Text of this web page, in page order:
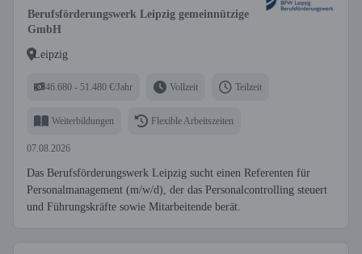
Berufsförderungswerk Leipzig gemeinnützige
GmbH
Leipzig
46.680 - 51.480 €/Jahr Vollzeit Teilzeit
Weiterbildungen Flexible Arbeitszeiten
07.08.2026
Das Berufsförderungswerk Leipzig sucht einen Referenten für
Personalmanagement (m/w/d), der das Personalcontrolling steuert
und Führungskräfte sowie Mitarbeitende berät.